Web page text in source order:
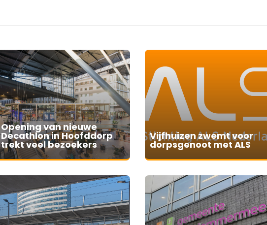
Opening van nieuwe
Decathlon in Hoofddorp
trekt veel bezoekers
Vijfhuizen zwemt voor
dorpsgenoot met ALS